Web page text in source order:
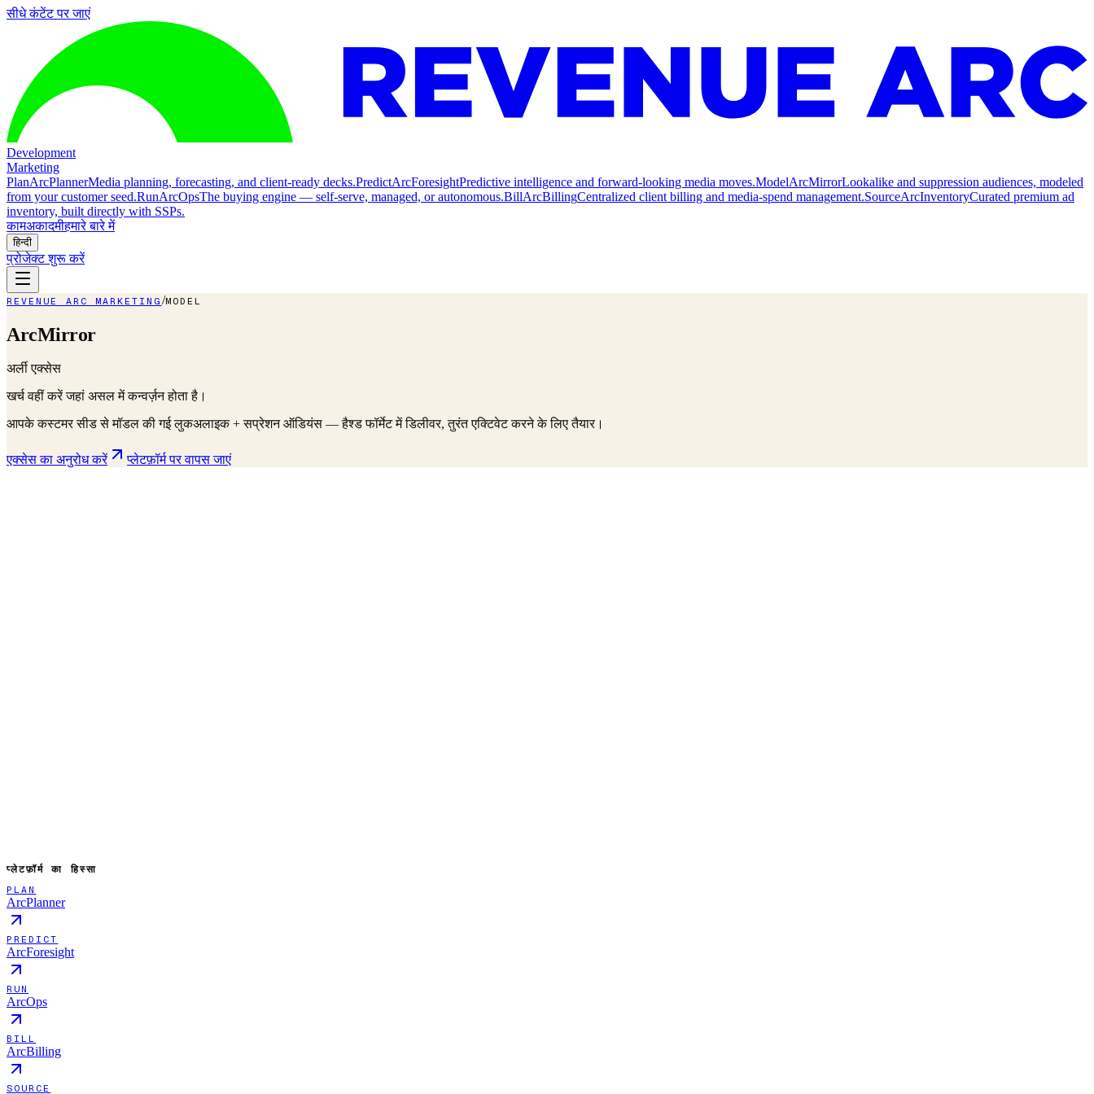
सीधे कंटेंट पर जाएं
Development
Marketing
PlanArcPlannerMedia planning, forecasting, and client-ready decks.PredictArcForesightPredictive intelligence and forward-looking media moves.ModelArcMirrorLookalike and suppression audiences, modeled
from your customer seed.RunArcOpsThe buying engine — self-serve, managed, or autonomous.BillArcBillingCentralized client billing and media-spend management.SourceArcInventoryCurated premium ad
inventory, built directly with SSPs.
कामअकादमीहमारे बारे में
हिन्दी
प्रोजेक्ट शुरू करें
REVENUE ARC MARKETING /MODEL
ArcMirror
अर्ली एक्सेस
खर्च वहीं करें जहां असल में कन्वर्ज़न होता है।
आपके कस्टमर सीड से मॉडल की गई लुकअलाइक + सप्रेशन ऑडियंस — हैश्ड फॉर्मेट में डिलीवर, तुरंत एक्टिवेट करने के लिए तैयार।
एक्सेस का अनुरोध करें प्लेटफ़ॉर्म पर वापस जाएं
प्लेटफ़ॉर्म का हिस्सा
PLAN
ArcPlanner
PREDICT
ArcForesight
RUN
ArcOps
BILL
ArcBilling
SOURCE